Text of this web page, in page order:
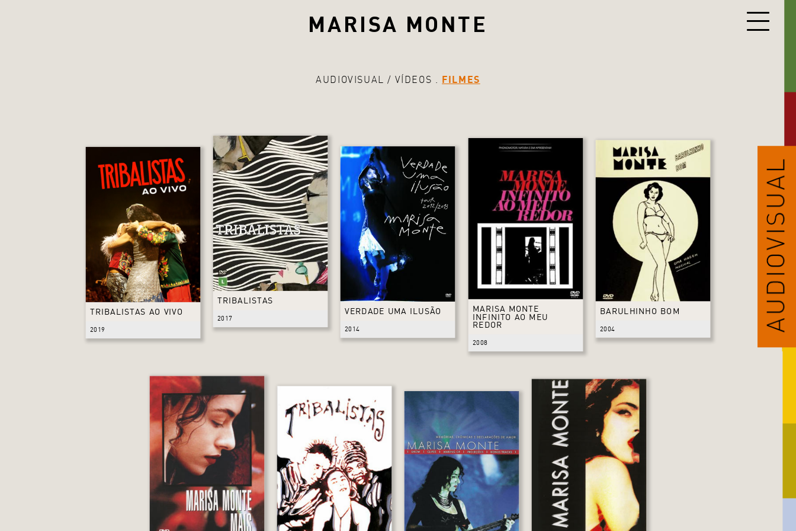
MARISA MONTE
AUDIOVISUAL VÍDEOS FILMES
TRIBALISTAS AO VIVO
2019
TRIBALISTAS
2017
VERDADE UMA ILUSÃO
2014
MARISA MONTE
INFINITO AO MEU
REDOR
2008
BARULHINHO BOM
2004